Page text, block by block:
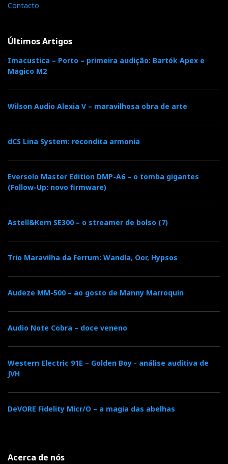
Contacto
Últimos Artigos
Imacustica – Porto – primeira audição: Bartók Apex e
Magico M2
Wilson Audio Alexia V – maravilhosa obra de arte
dCS Lina System: recondita armonia
Eversolo Master Edition DMP-A6 – o tomba gigantes
(Follow-Up: novo firmware)
Astell&Kern SE300 – o streamer de bolso (7)
Trio Maravilha da Ferrum: Wandla, Oor, Hypsos
Audeze MM-500 – ao gosto de Manny Marroquin
Audio Note Cobra – doce veneno
Western Electric 91E – Golden Boy - análise auditiva de
JVH
DeVORE Fidelity Micr/O – a magia das abelhas
Acerca de nós